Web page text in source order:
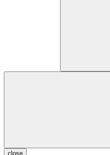
close